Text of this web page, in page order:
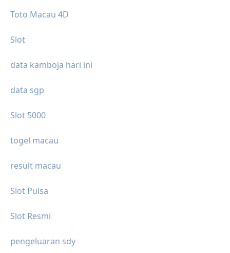
Toto Macau 4D
Slot
data kamboja hari ini
data sgp
Slot 5000
togel macau
result macau
Slot Pulsa
Slot Resmi
pengeluaran sdy